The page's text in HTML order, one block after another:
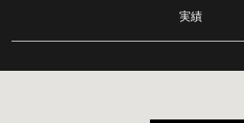
実績